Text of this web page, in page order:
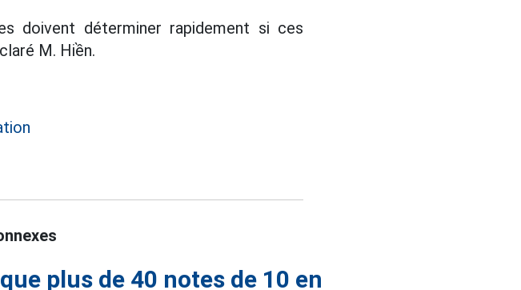
doivent déterminer rapidement si ces
M. Hiền.
plus de 40 notes de 10 en